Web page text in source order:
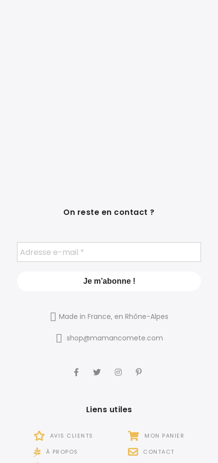
On reste en contact ?
Made in France, en Rhône-Alpes
shop@mamancomete.com
Liens utiles
AVIS CLIENTS
À PROPOS
MON PANIER
CONTACT